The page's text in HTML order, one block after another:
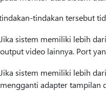
tindakan tersebut
Jika sistem memiliki lebih
output video lainnya. Port
Jika sistem memiliki lebih
mengganti adapter tampilan